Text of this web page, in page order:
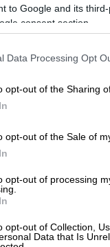
to Google and its
consent section.
Data Processing Opt
opt-out of the Sharing
opt-out of the Sale of
opt-out of processing
opt-out of Collection,
Data that Is
είχαν
2020,
προεδρικών
των
κι αν είναι-
και να
όπως στις 6
«αγνόησε»
Κογκρέσο και
πολύτιμα